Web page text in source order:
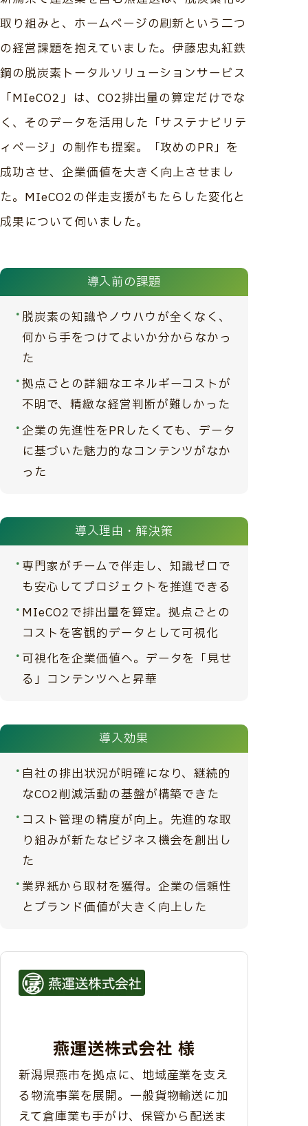
取り組みと、ホームページの刷新という二つ
の経営課題を抱えていました。伊藤忠丸紅鉄
鋼の脱炭素トータルソリューションサービス
「MIeCO2」は、CO2排出量の算定だけでな
く、そのデータを活用した「サステナビリテ
ィページ」の制作も提案。「攻めのPR」を
成功させ、企業価値を大きく向上させまし
た。MIeCO2の伴走支援がもたらした変化と
成果について伺いました。
導入前の課題
脱炭素の知識やノウハウが全くなく、
何から手をつけてよいか分からなかっ
た
拠点ごとの詳細なエネルギーコストが
不明で、精緻な経営判断が難しかった
企業の先進性をPRしたくても、データ
に基づいた魅力的なコンテンツがなか
った
導入理由・解決策
専門家がチームで伴走し、知識ゼロで
も安心してプロジェクトを推進できる
MIeCO2で排出量を算定。拠点ごとの
コストを客観的データとして可視化
可視化を企業価値へ。データを「見せ
る」コンテンツへと昇華
導入効果
自社の排出状況が明確になり、継続的
なCO2削減活動の基盤が構築できた
コスト管理の精度が向上。先進的な取
り組みが新たなビジネス機会を創出し
た
業界紙から取材を獲得。企業の信頼性
とブランド価値が大きく向上した
燕運送株式会社 様
新潟県燕市を拠点に、地域産業を支え
る物流事業を展開。一般貨物輸送に加
えて倉庫業も手がけ、保管から配送ま